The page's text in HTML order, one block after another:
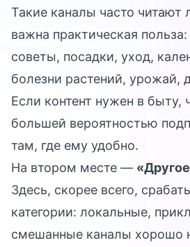
Такие каналы часто
важна практическая
советы, посадки, уход,
болезни растений, урожай,
Если контент нужен в быту,
большей вероятностью
там, где ему удобно.
На втором месте —
Здесь, скорее всего,
категории: локальные,
смешанные каналы хорошо